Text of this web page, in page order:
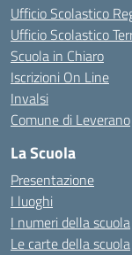
Ufficio Scolastico
Ufficio Scolastico
Scuola in Chiaro
Iscrizioni On Line
Invalsi
Comune di Leverano
La Scuola
Presentazione
I luoghi
I numeri della scuola
Le carte della scuola